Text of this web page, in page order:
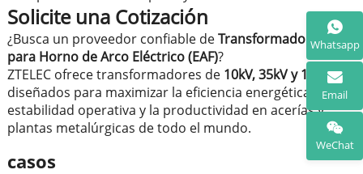
Solicite una Cotización
¿Busca un proveedor confiable deTransformadores
para Horno de Arco Eléctrico (EAF)?
ZTELEC ofrece transformadores de 10kV, 35kV y 110kV
diseñados para maximizar la eficiencia energética, la
estabilidad operativa y la productividad en acerías y
plantas metalúrgicas de todo el mundo.
casos
Whatsapp
Email
WeChat